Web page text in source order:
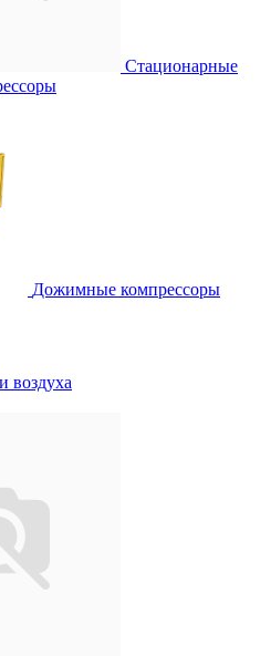
Стационарные
Дожимные компрессоры
воздуха